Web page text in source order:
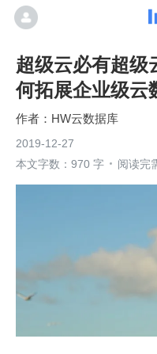
超级云必有超级
何拓展企业级云
HW云数据库
2019-12-27
本文字数：970 字
阅读完